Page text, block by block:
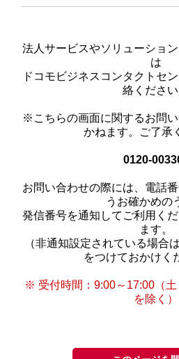
法人サービスやソリューショ
は
ドコモビジネスコンタクトセ
絡ください
※こちらの画面に関するお問
かねます。ご了承
0120-
お問い合わせの際には、電話
うお確かめの
発信番号を通知してご利用く
ます。
（非通知設定されている場合
をつけておかけく
※ 受付時間：9:00～17:00（
を除く）